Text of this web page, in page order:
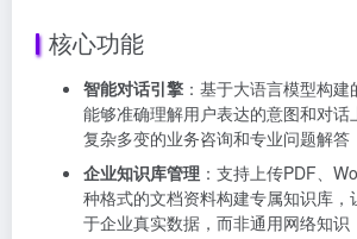
核心功能
智能对话引擎 ：基于大语言模型构建
能够准确理解用户表达的意图和对话
复杂多变的业务咨询和专业问题解答
企业知识库管理 ：支持上传PDF、
种格式的文档资料构建专属知识库，
于企业真实数据，而非通用网络知识